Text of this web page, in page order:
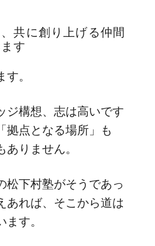
共に創り上げる仲間
す
。
ジ構想、志は高いです
拠点となる場所」も
ありません。
松下村塾がそうであっ
あれば、そこから道は
す。